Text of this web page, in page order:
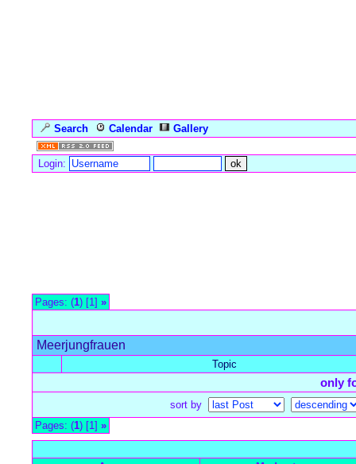
Search Calendar
Gallery
Login:
Pages: (1) [1] »
Meerjungfrauen
Topic
only
sort by
Pages: (1) [1] »